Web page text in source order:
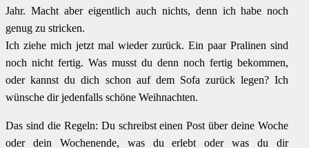
Jahr. Macht aber eigentlich auch nichts, denn ich habe noch
genug zu stricken.
Ich ziehe mich jetzt mal wieder zurück. Ein paar Pralinen sind
noch nicht fertig. Was musst du denn noch fertig bekommen,
oder kannst du dich schon auf dem Sofa zurück legen? Ich
wünsche dir jedenfalls schöne Weihnachten.
Das sind die Regeln: Du schreibst einen Post über deine Woche
oder dein Wochenende, was du erlebt oder was du dir